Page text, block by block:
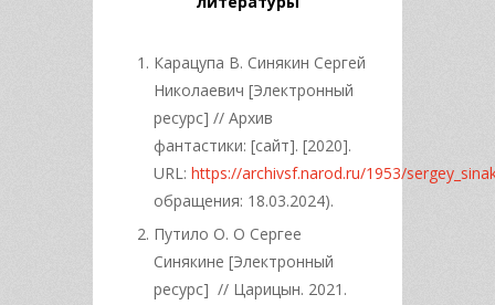
Карацупа В. Синякин Сергей
Николаевич [Электронный
ресурс] // Архив
фантастики: [сайт]. [2020].
URL: https://archivsf.narod.ru/1953/
обращения: 18.03.2024).
Путило О. О Сергее
Синякине [Электронный
ресурс] // Царицын. 2021.